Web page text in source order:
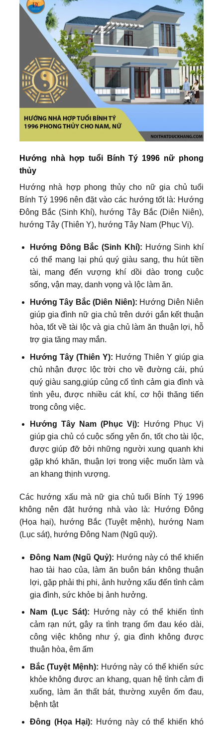
Hướng nhà hợp tuổi Bính Tý 1996 nữ phong
thủy
Hướng nhà hợp phong thủy cho nữ gia chủ tuổi
Bính Tý 1996 nên đặt vào các hướng tốt là: Hướng
Đông Bắc (Sinh Khí), hướng Tây Bắc (Diên Niên),
hướng Tây (Thiên Y), hướng Tây Nam (Phục Vị).
Hướng Đông Bắc (Sinh Khí): Hướng Sinh khí
có thể mang lại phú quý giàu sang, thu hút tiền
tài, mang đến vượng khí dồi dào trong cuộc
sống, vận may, danh vọng và lộc làm ăn.
Hướng Tây Bắc (Diên Niên): Hướng Diên Niên
giúp gia đình nữ gia chủ trên dưới gắn kết thuận
hòa, tốt về tài lộc và gia chủ làm ăn thuận lợi, hỗ
trợ gia tăng may mắn.
Hướng Tây (Thiên Y): Hướng Thiên Y giúp gia
chủ nhận được lộc trời cho về đường cái, phú
quý giàu sang,giúp củng cố tình cảm gia đình và
tình yêu, được nhiều cát khí, cơ hội thăng tiến
trong công việc.
Hướng Tây Nam (Phục Vị): Hướng Phục Vị
giúp gia chủ có cuộc sống yên ổn, tốt cho tài lộc,
được giúp đỡ bởi những người xung quanh khi
gặp khó khăn, thuận lợi trong việc muốn làm và
an khang thịnh vượng.
Các hướng xấu mà nữ gia chủ tuổi Bính Tý 1996
không nên đặt hướng nhà vào là: Hướng Đông
(Họa hại), hướng Bắc (Tuyệt mệnh), hướng Nam
(Lục sát), hướng Đông Nam (Ngũ quỷ).
Đông Nam (Ngũ Quỷ): Hướng này có thể khiến
hao tài hao của, làm ăn buôn bán không thuận
lợi, gặp phải thị phi, ảnh hưởng xấu đến tình cảm
gia đình, sức khỏe bị ảnh hưởng.
Nam (Lục Sát): Hướng này có thể khiến tình
cảm rạn nứt, gây ra tình trạng ốm đau kéo dài,
công việc không như ý, gia đình không được
thuận hòa, êm ấm
Bắc (Tuyệt Mệnh): Hướng này có thể khiến sức
khỏe không được an khang, quan hệ tình cảm đi
xuống, làm ăn thất bát, thường xuyên ốm đau,
bệnh tật
Đông (Họa Hại): Hướng này có thể khiến khó